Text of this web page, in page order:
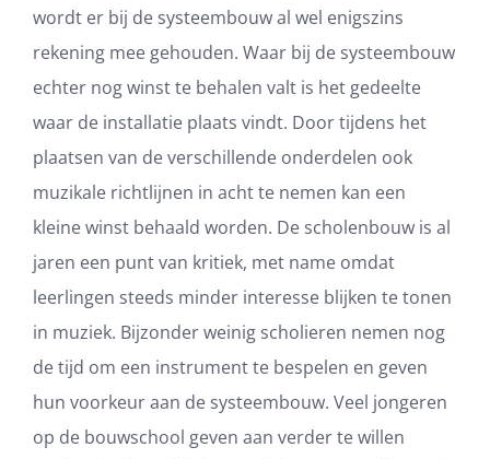
wordt er bij de systeembouw al wel enigszins
rekening mee gehouden. Waar bij de systeembouw
echter nog winst te behalen valt is het gedeelte
waar de installatie plaats vindt. Door tijdens het
plaatsen van de verschillende onderdelen ook
muzikale richtlijnen in acht te nemen kan een
kleine winst behaald worden. De scholenbouw is al
jaren een punt van kritiek, met name omdat
leerlingen steeds minder interesse blijken te tonen
in muziek. Bijzonder weinig scholieren nemen nog
de tijd om een instrument te bespelen en geven
hun voorkeur aan de systeembouw. Veel jongeren
op de bouwschool geven aan verder te willen